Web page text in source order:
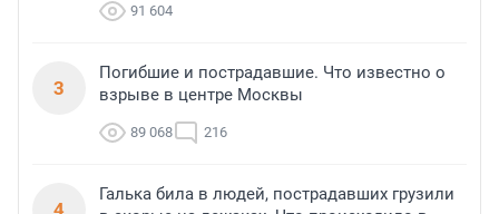
91 604
3
Погибшие и пострадавшие. Что известно о
взрыве в центре Москвы
89 068 216
Галька била в людей, пострадавших грузили